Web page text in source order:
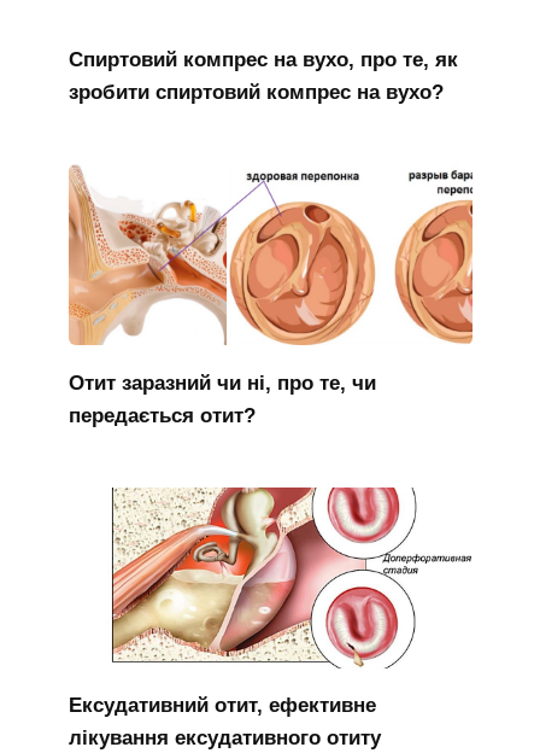
Спиртовий компрес на вухо, про те, як
зробити спиртовий компрес на вухо?
Отит заразний чи ні, про те, чи
передається отит?
Ексудативний отит, ефективне
лікування ексудативного отиту